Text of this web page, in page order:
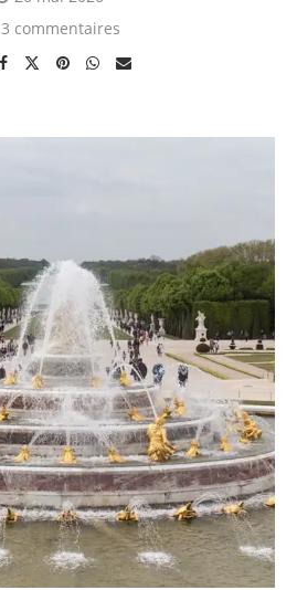
3 commentaires